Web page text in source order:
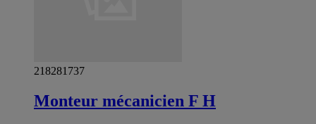
218281737
Monteur mécanicien F H